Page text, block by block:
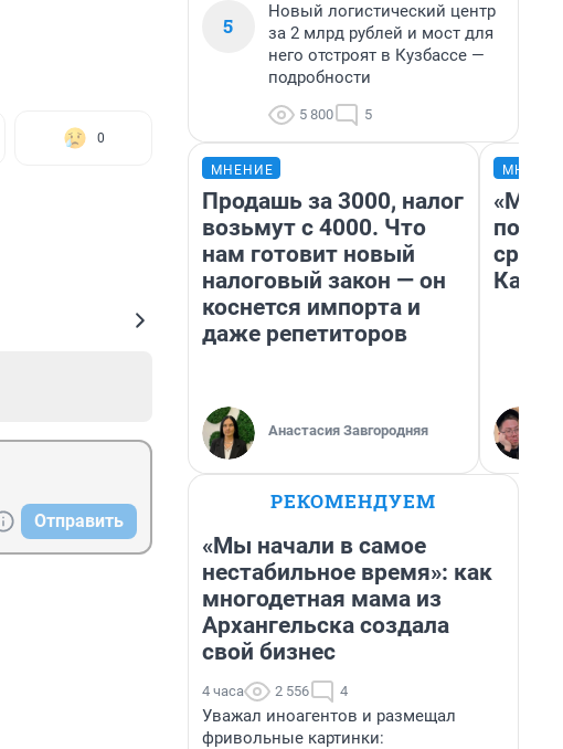
0
Отправить
5
Новый логистический центр
за 2 млрд рублей и мост для
него отстроят в Кузбассе —
подробности
5 800 5
МНЕНИЕ
Продашь за 3000, налог
возьмут с 4000. Что
нам готовит новый
налоговый закон — он
коснется импорта и
даже репетиторов
Анастасия Завгородняя
РЕКОМЕНДУЕМ
«Мы начали в самое
нестабильное время»: как
многодетная мама из
Архангельска создала
свой бизнес
4 часа 2 556 4
Уважал иноагентов и размещал
фривольные картинки: